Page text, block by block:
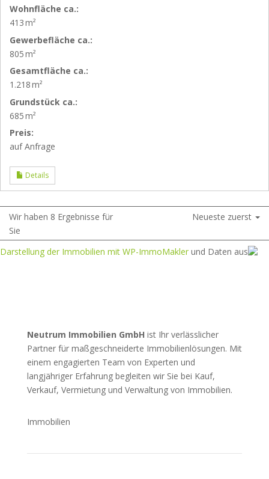
Wohnfläche ca.:
413 m²
Gewerbefläche ca.:
805 m²
Gesamtfläche ca.:
1.218 m²
Grund­stück ca.:
685 m²
Preis:
auf Anfrage
Details
Wir haben 8 Ergebnisse für
Sie
Neueste zuerst
Darstellung der Immobilien mit WP-ImmoMakler und Daten aus
Neutrum Immobilien GmbH ist Ihr verlässlicher
Partner für maßgeschneiderte Immobilienlösungen. Mit
einem engagierten Team von Experten und
langjähriger Erfahrung begleiten wir Sie bei Kauf,
Verkauf, Vermietung und Verwaltung von Immobilien.
Immobilien